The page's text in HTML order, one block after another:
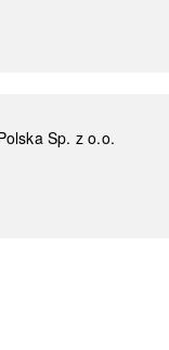
Sp. z o.o.